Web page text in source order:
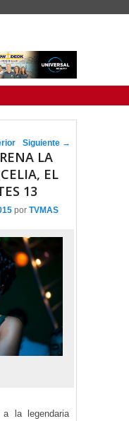
de artículos
Siguiente →
LA
EL
13
por TVMAS
a la legendaria